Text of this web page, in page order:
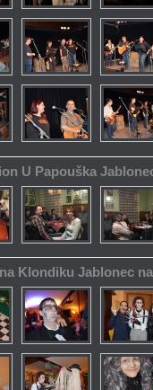
U Papouška
Klondiku Jablonec